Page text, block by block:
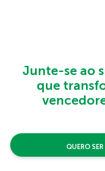
Junte-se ao
que
QUERO